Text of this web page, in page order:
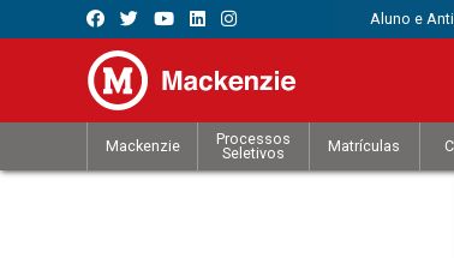
Aluno e
Mackenzie
Processos
Seletivos
Matrículas